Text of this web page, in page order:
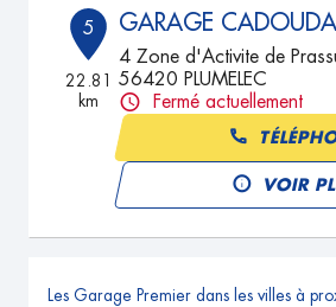
5
22.81
km
GARAGE
4 Zone d'Activite de
56420 PLUMELEC
Fermé actuellement
VOIR
Les Garage Premier dans les villes à